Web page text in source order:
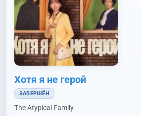
Хотя я не герой
ЗАВЕРШЁН
The Atypical Family